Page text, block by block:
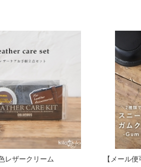
レザークリーム
【メール